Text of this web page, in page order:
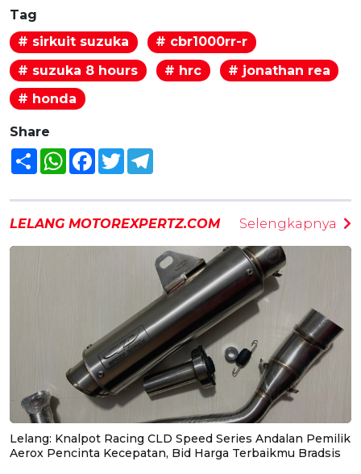
Tag
# sirkuit suzuka
# cbr1000rr-r
# suzuka 8 hours
# hrc
# jonathan rea
# honda
Share
Share WhatsAppFacebook
Twitter
LELANG MOTOREXPERTZ.COM Selengkapnya
Lelang: Knalpot Racing CLD Speed Series Andalan Pemilik
Aerox Pencinta Kecepatan, Bid Harga Terbaikmu Bradsis